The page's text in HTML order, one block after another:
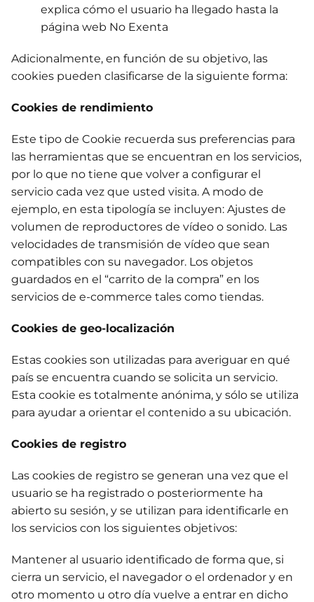
explica cómo el usuario ha llegado hasta la
página web No Exenta
Adicionalmente, en función de su objetivo, las
cookies pueden clasificarse de la siguiente forma:
Cookies de rendimiento
Este tipo de Cookie recuerda sus preferencias para
las herramientas que se encuentran en los servicios,
por lo que no tiene que volver a configurar el
servicio cada vez que usted visita. A modo de
ejemplo, en esta tipología se incluyen: Ajustes de
volumen de reproductores de vídeo o sonido. Las
velocidades de transmisión de vídeo que sean
compatibles con su navegador. Los objetos
guardados en el “carrito de la compra” en los
servicios de e-commerce tales como tiendas.
Cookies de geo-localización
Estas cookies son utilizadas para averiguar en qué
país se encuentra cuando se solicita un servicio.
Esta cookie es totalmente anónima, y sólo se utiliza
para ayudar a orientar el contenido a su ubicación.
Cookies de registro
Las cookies de registro se generan una vez que el
usuario se ha registrado o posteriormente ha
abierto su sesión, y se utilizan para identificarle en
los servicios con los siguientes objetivos:
Mantener al usuario identificado de forma que, si
cierra un servicio, el navegador o el ordenador y en
otro momento u otro día vuelve a entrar en dicho